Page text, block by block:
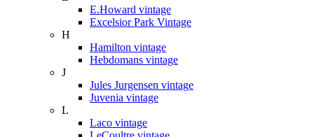
E.Howard vintage
Excelsior Park Vintage
H
Hamilton vintage
Hebdomans vintage
J
Jules Jurgensen vintage
Juvenia vintage
L
Laco vintage